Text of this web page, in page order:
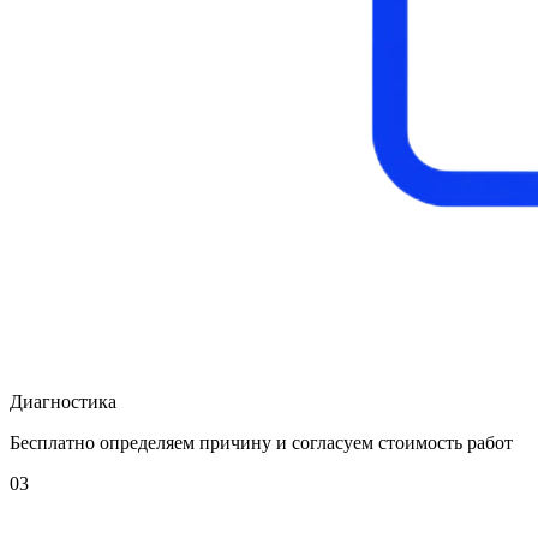
Диагностика
Бесплатно определяем причину и согласуем стоимость работ
03